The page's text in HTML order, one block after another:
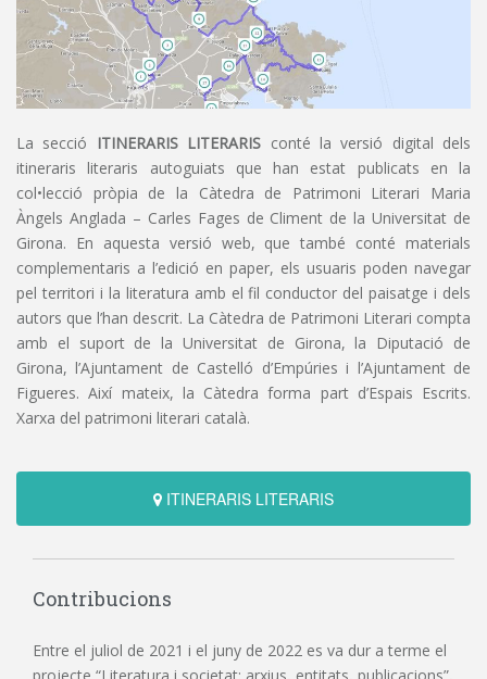
La secció ITINERARIS LITERARIS conté la versió digital dels
itineraris literaris autoguiats que han estat publicats en la
col•lecció pròpia de la Càtedra de Patrimoni Literari Maria
Àngels Anglada – Carles Fages de Climent de la Universitat de
Girona. En aquesta versió web, que també conté materials
complementaris a l’edició en paper, els usuaris poden navegar
pel territori i la literatura amb el fil conductor del paisatge i dels
autors que l’han descrit. La Càtedra de Patrimoni Literari compta
amb el suport de la Universitat de Girona, la Diputació de
Girona, l’Ajuntament de Castelló d’Empúries i l’Ajuntament de
Figueres. Així mateix, la Càtedra forma part d’Espais Escrits.
Xarxa del patrimoni literari català.
ITINERARIS LITERARIS
Contribucions
Entre el juliol de 2021 i el juny de 2022 es va dur a terme el